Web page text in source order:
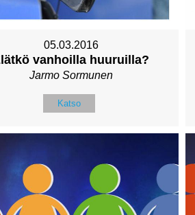
05.03.2016
vanhoilla huuruilla?
Jarmo Sormunen
Katso